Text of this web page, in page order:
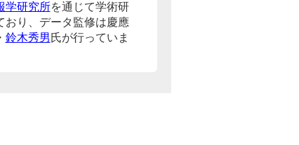
学研究所を通じて学術研
おり、データ監修は慶應
鈴木秀男 氏が行っていま